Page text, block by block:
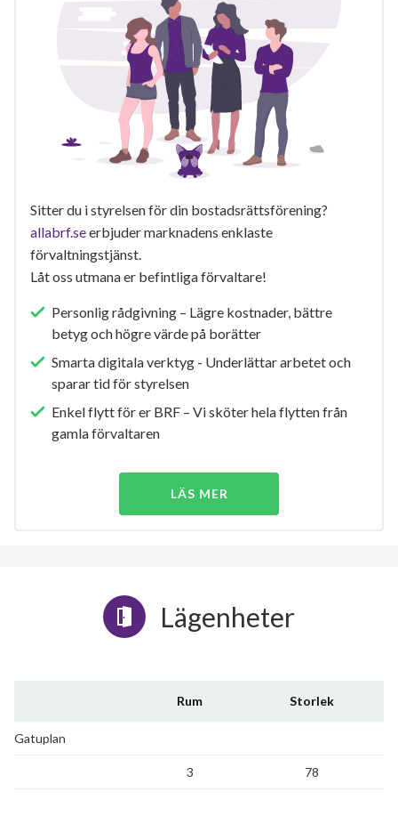
Sitter du i styrelsen för din bostadsrättsförening?
allabrf.seerbjuder marknadens enklaste
förvaltningstjänst.
Låt oss utmana er befintliga förvaltare!
Personlig rådgivning – Lägre kostnader, bättre
betyg och högre värde på borätter
Smarta digitala verktyg - Underlättar arbetet och
sparar tid för styrelsen
Enkel flytt för er BRF – Vi sköter hela flytten från
gamla förvaltaren
LÄS MER
Lägenheter
Rum Storlek
Gatuplan
3 78